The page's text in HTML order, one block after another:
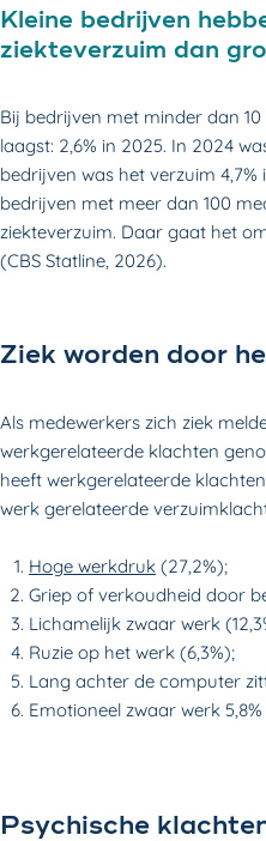
Kleine bedrijven
ziekteverzuim dan
Bij bedrijven met minder dan
laagst: 2,6% in 2025. In 2024
bedrijven was het verzuim 4,7%
bedrijven met meer dan 100
ziekteverzuim. Daar gaat het
(CBS Statline, 2026).
Ziek worden door
Als medewerkers zich ziek
werkgerelateerde klachten
heeft werkgerelateerde
werk gerelateerde
Hoge werkdruk (27,2%);
Griep of verkoudheid door
Lichamelijk zwaar werk
Ruzie op het werk (6,3%);
Lang achter de computer
Emotioneel zwaar werk 5,8%
Psychische